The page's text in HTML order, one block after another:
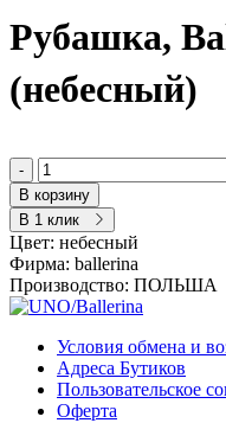
Рубашка,
(небесный)
-
В корзину
В 1 клик
Цвет: небесный
Фирма: ballerina
Производство: ПОЛЬША
Условия обмена и
Адреса Бутиков
Пользовательское
Оферта